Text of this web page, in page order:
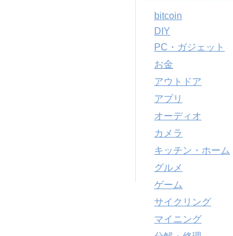
bitcoin
DIY
PC・ガジェット
お金
アウトドア
アプリ
オーディオ
カメラ
キッチン・ホーム
グルメ
ゲーム
サイクリング
マイニング